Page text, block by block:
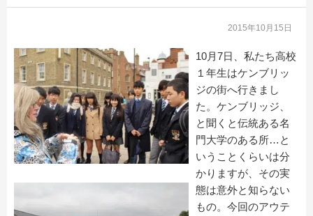
2015年10月15日
10月7日、私たち高校
１年生はケンブリッ
ジの街へ行きまし
た。ケンブリッジ、
と聞くと伝統ある名
門大学のある所…と
いうことくらいは分
かりますが、その実
態は意外と知らない
もの。今回のアウテ